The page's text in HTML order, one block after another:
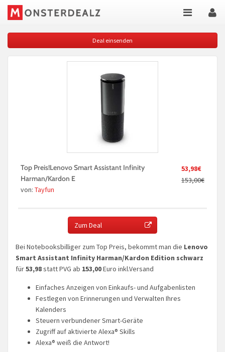
Deal einsenden
53,98€
153,00€
Top Preis!Lenovo Smart Assistant Infinity
Harman/Kardon E
von: Tayfun
Zum Deal
Bei Notebooksbilliger zum Top Preis, bekommt man die Lenovo
Smart Assistant Infinity Harman/Kardon Edition schwarz
für53,98statt PVG ab 153,00Euro inkl.Versand
Einfaches Anzeigen von Einkaufs- und Aufgabenlisten
Festlegen von Erinnerungen und Verwalten Ihres
Kalenders
Steuern verbundener Smart-Geräte
Zugriff auf aktivierte Alexa® Skills
Alexa® weiß die Antwort!